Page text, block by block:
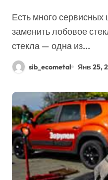
Есть много сервисных центров, которые могут
заменить лобовое
стекла — одна из...
sib_ecometal Янв 25,